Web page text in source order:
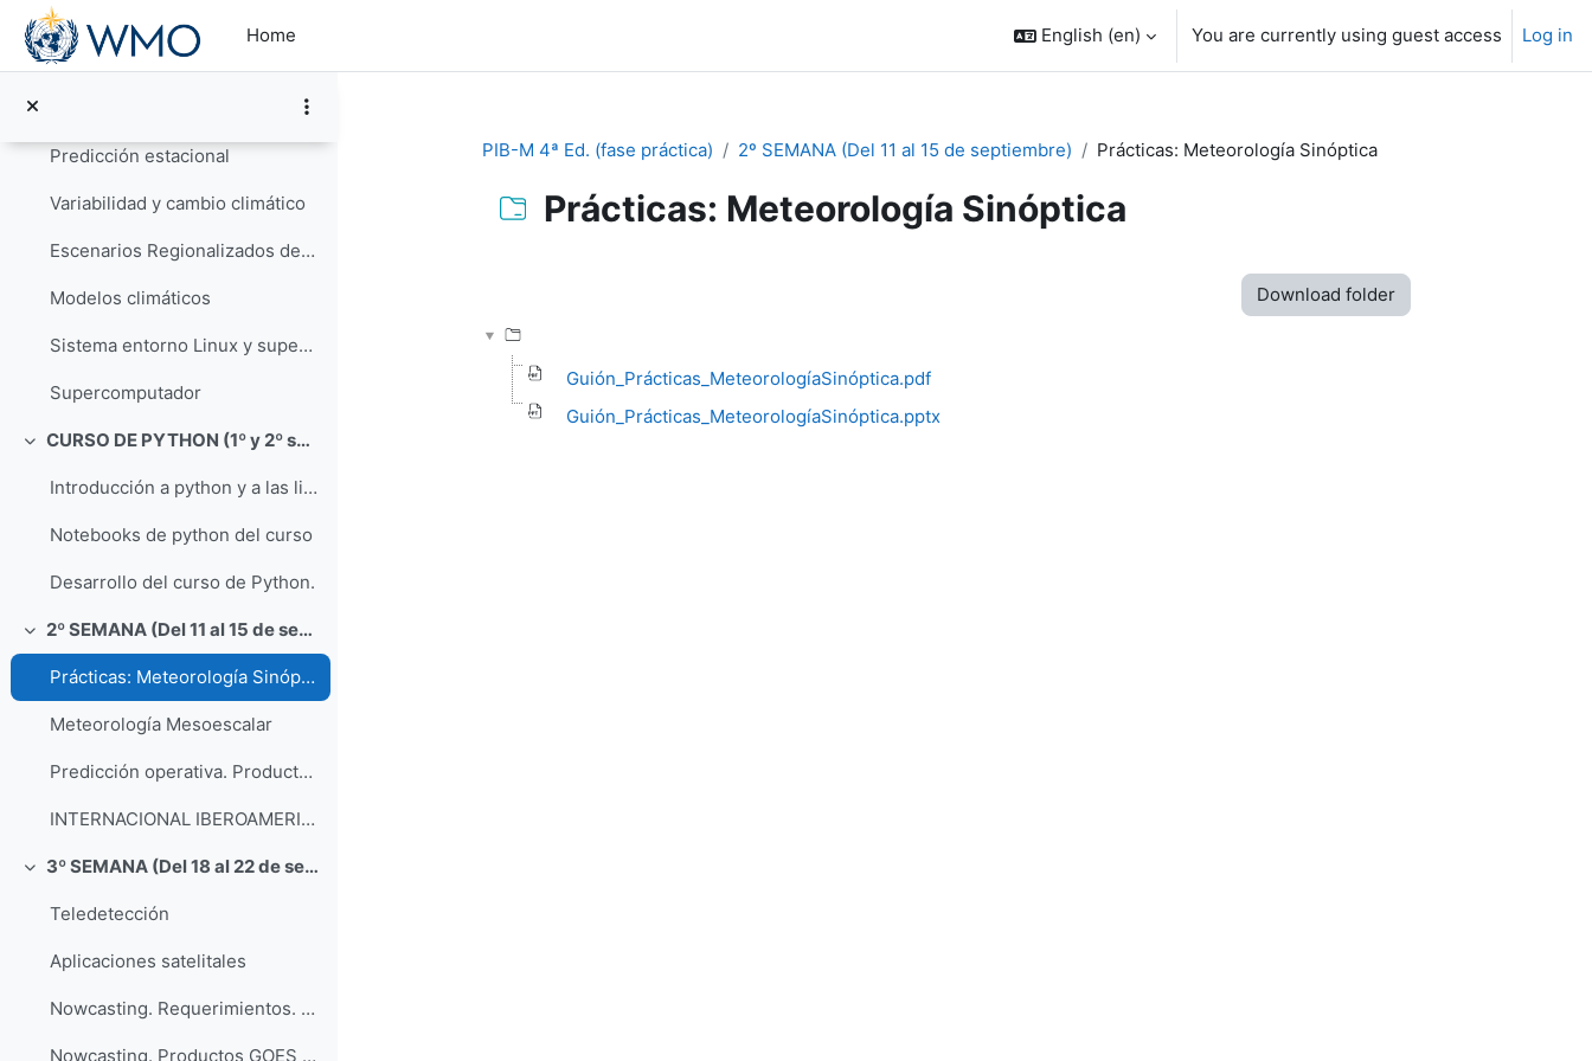
Skip to main content
Home
English ‎(en)‎ You are currently using guest access Log in
Procedimiento Ozonosondeo
Aeronáutica y Cielo Único
Sistemas de gestión de la calidad ISO 9001
Predicción estacional
Variabilidad y cambio climático
Escenarios Regionalizados de Cambio Climático
Modelos climáticos
Sistema entorno Linux y supercomputador
Supercomputador
Collapse CURSO DE PYTHON (1º y 2º semana)
Introducción a python y a las librerías científicas
Notebooks de python del curso
Desarrollo del curso de Python.
Collapse 2º SEMANA (Del 11 al 15 de septiembre)
Prácticas: Meteorología Sinóptica
Meteorología Mesoescalar
Predicción operativa. Productos y uso del EPS del ECMWF
INTERNACIONAL IBEROAMERICA 2023 MTG
Collapse 3º SEMANA (Del 18 al 22 de septiembre)
Teledetección
Aplicaciones satelitales
Nowcasting. Requerimientos. Herramientas. Decalogo NWC.
Nowcasting. Productos GOES para convección, nieblas y turbulencia
PIB-M 4ª Ed. (fase práctica) 2º SEMANA (Del 11 al 15 de septiembre) Prácticas: Meteorología Sinóptica
Prácticas: Meteorología Sinóptica
Download folder
Guión_Prácticas_MeteorologíaSinóptica.pdf
Guión_Prácticas_MeteorologíaSinóptica.pptx